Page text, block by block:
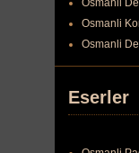
Osmanli
Osmanli
Osmanli
Eserler